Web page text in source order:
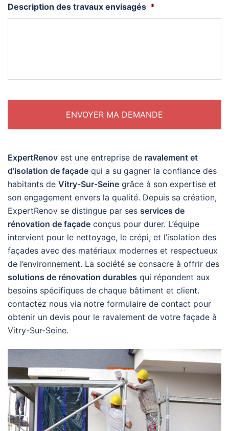
Description des travaux envisagés *
ExpertRenov est une entreprise de ravalement et
d’isolation de façade qui a su gagner la confiance des
habitants de Vitry-Sur-Seine grâce à son expertise et
son engagement envers la qualité. Depuis sa création,
ExpertRenov se distingue par ses services de
rénovation de façade conçus pour durer. L’équipe
intervient pour le nettoyage, le crépi, et l’isolation des
façades avec des matériaux modernes et respectueux
de l’environnement. La société se consacre à offrir des
solutions de rénovation durables qui répondent aux
besoins spécifiques de chaque bâtiment et client.
contactez nous via notre formulaire de contact pour
obtenir un devis pour le ravalement de votre façade à
Vitry-Sur-Seine.